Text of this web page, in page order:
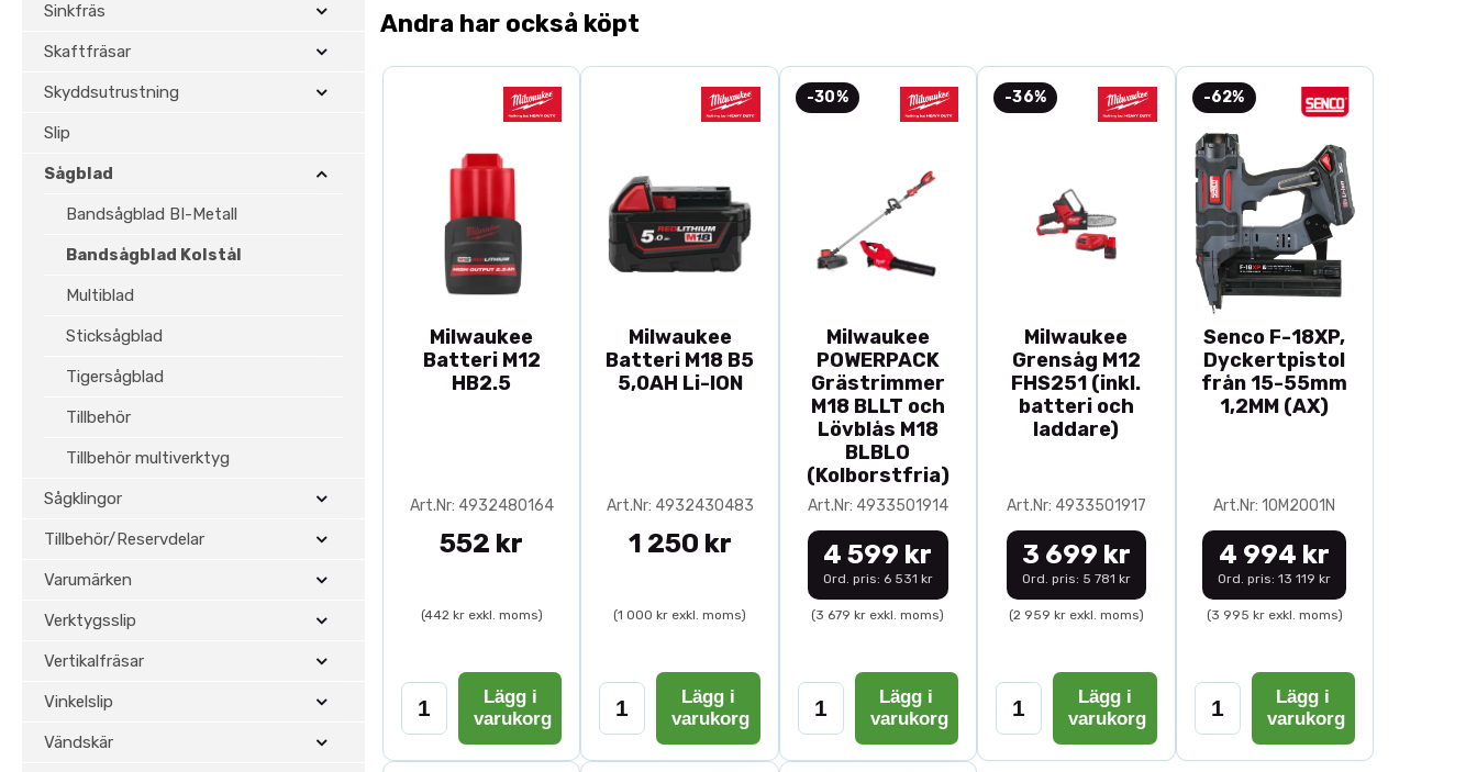
Sinkfräs
Skaftfräsar
Skyddsutrustning
Slip
Sågblad
Bandsågblad BI-Metall
Bandsågblad Kolstål
Multiblad
Sticksågblad
Tigersågblad
Tillbehör
Tillbehör multiverktyg
Sågklingor
Tillbehör/Reservdelar
Varumärken
Verktygsslip
Vertikalfräsar
Vinkelslip
Vändskär
Andra har också köpt
Milwaukee
Batteri M12
HB2.5
Art.Nr: 4932480164
552 kr
(442 kr exkl. moms)
Lägg i
varukorg
Milwaukee
Batteri M18 B5
5,0AH Li-ION
Art.Nr: 4932430483
1 250 kr
(1 000 kr exkl. moms)
Lägg i
varukorg
-30%
Milwaukee
POWERPACK
Grästrimmer
M18 BLLT och
Lövblås M18
BLBLO
(Kolborstfria)
Art.Nr: 4933501914
4 599 kr
Ord. pris: 6 531 kr
(3 679 kr exkl. moms)
Lägg i
varukorg
-36%
Milwaukee
Grensåg M12
FHS251 (inkl.
batteri och
laddare)
Art.Nr: 4933501917
3 699 kr
Ord. pris: 5 781 kr
(2 959 kr exkl. moms)
Lägg i
varukorg
-62%
Senco F-18XP,
Dyckertpistol
från 15-55mm
1,2MM (AX)
Art.Nr: 10M2001N
4 994 kr
Ord. pris: 13 119 kr
(3 995 kr exkl. moms)
Lägg i
varukorg